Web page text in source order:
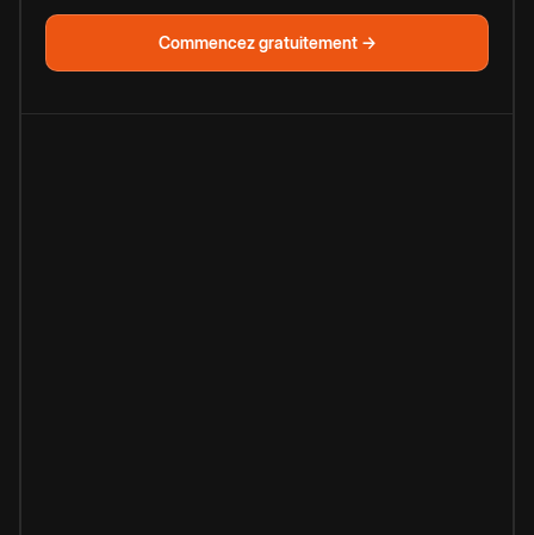
Commencez gratuitement →